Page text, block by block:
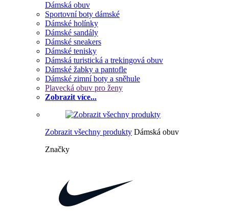
Dámská obuv
Sportovní boty dámské
Dámské holínky
Dámské sandály
Dámské sneakers
Dámské tenisky
Dámská turistická a trekingová obuv
Dámské žabky a pantofle
Dámské zimní boty a sněhule
Plavecká obuv pro ženy
Zobrazit více...
Zobrazit všechny produkty Dámská obuv
Značky